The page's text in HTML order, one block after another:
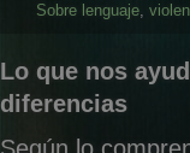
Sobre lenguaje,
Lo que nos
diferencias